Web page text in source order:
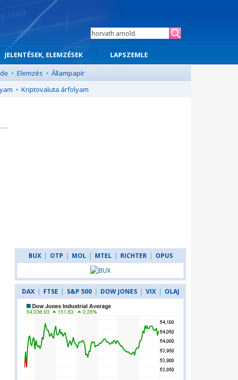
JELENTÉSEK, ELEMZÉSEK
LAPSZEMLE
• Elemzés • Állampapír
• Kriptovaluta árfolyam
BUX | OTP | MOL | MTEL | RICHTER | OPUS
DAX | FTSE | S&P 500 | DOW JONES | VIX | OLAJ